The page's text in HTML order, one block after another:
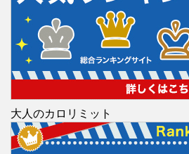
大人のカロリミット